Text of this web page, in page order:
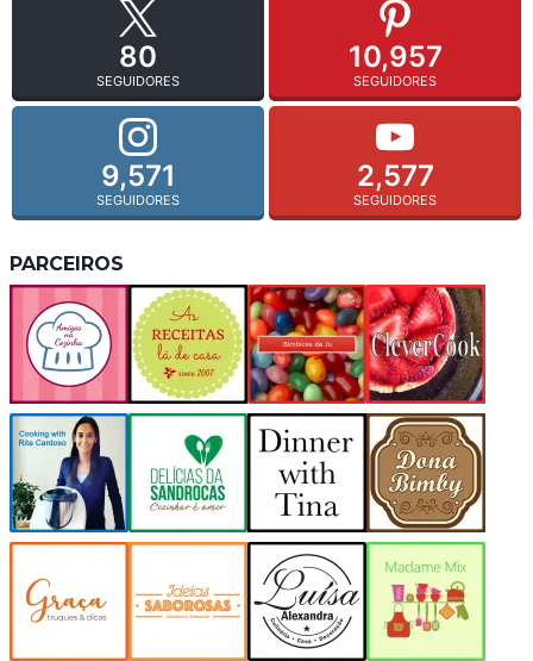
80
SEGUIDORES
10,957
SEGUIDORES
9,571
SEGUIDORES
2,577
SEGUIDORES
PARCEIROS